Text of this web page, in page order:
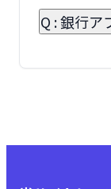
Q : 銀行ア